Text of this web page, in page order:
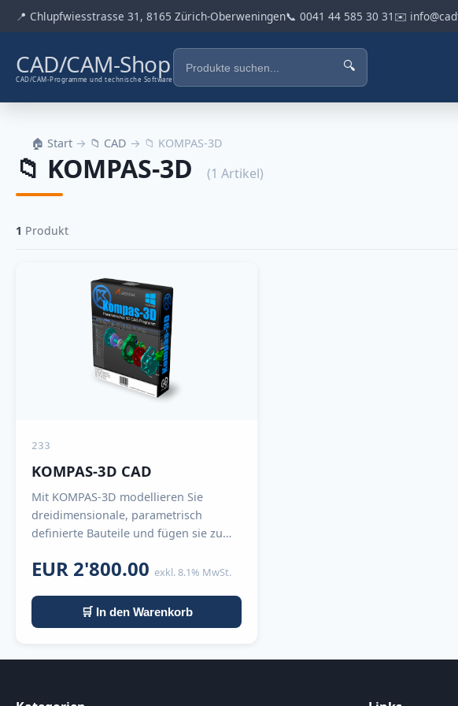
📍 Chlupfwiesstrasse 31, 8165 Zürich-Oberweningen📞 0041 44 585 30 31 ✉️
CAD/CAM-Shop
CAD/CAM-Programme und technische Software
🔍
🏠 Start → 📁 CAD → 📁 KOMPAS-3D
📁 KOMPAS-3D (1 Artikel)
1 Produkt
233
KOMPAS-3D CAD
Mit KOMPAS-3D modellieren Sie
dreidimensionale, parametrisch
definierte Bauteile und fügen sie zu
EUR 2'800.00 exkl. 8.1% MwSt.
🛒 In den Warenkorb